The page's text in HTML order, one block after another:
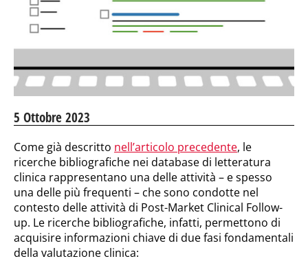
5 Ottobre 2023
Come già descritto nell’articolo precedente, le
ricerche bibliografiche nei database di letteratura
clinica rappresentano una delle attività – e spesso
una delle più frequenti – che sono condotte nel
contesto delle attività di Post-Market Clinical Follow-
up. Le ricerche bibliografiche, infatti, permettono di
acquisire informazioni chiave di due fasi fondamentali
della valutazione clinica: